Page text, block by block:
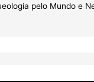
pelo Mundo e